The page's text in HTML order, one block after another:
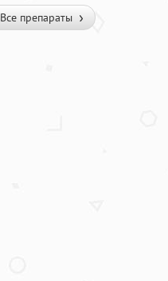
Все препараты